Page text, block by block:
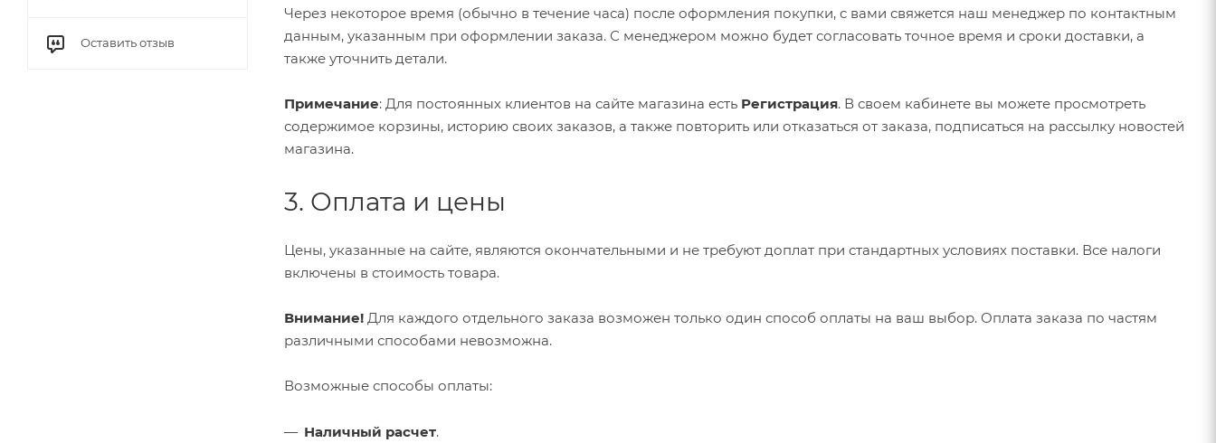
Через некоторое время (обычно в течение часа) после оформления покупки, с вами свяжется наш менеджер по контактным
данным, указанным при оформлении заказа. С менеджером можно будет согласовать точное время и сроки доставки, а
также уточнить детали.
Примечание: Для постоянных клиентов на сайте магазина есть Регистрация. В своем кабинете вы можете просмотреть
содержимое корзины, историю своих заказов, а также повторить или отказаться от заказа, подписаться на рассылку новостей
магазина.
3. Оплата и цены
Цены, указанные на сайте, являются окончательными и не требуют доплат при стандартных условиях поставки. Все налоги
включены в стоимость товара.
Внимание! Для каждого отдельного заказа возможен только один способ оплаты на ваш выбор. Оплата заказа по частям
различными способами невозможна.
Возможные способы оплаты:
Наличный расчет.
Оставить отзыв